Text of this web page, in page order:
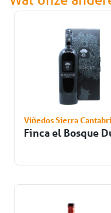
Viñedos Sierra
Finca el Bosque